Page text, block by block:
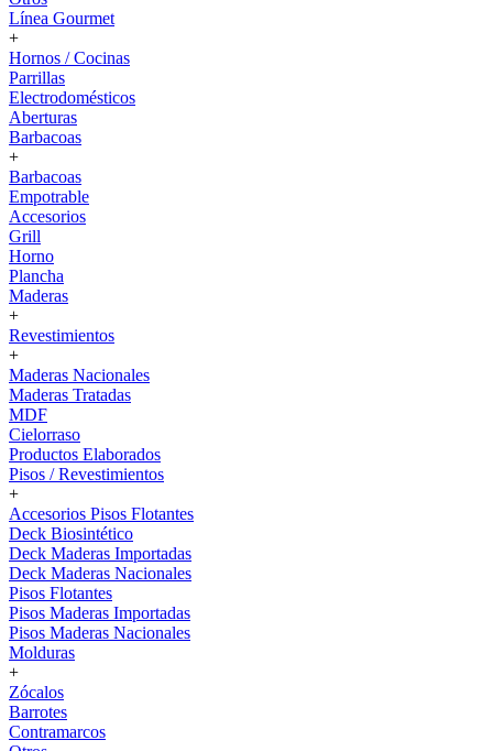
Línea Gourmet
+
Hornos / Cocinas
Parrillas
Electrodomésticos
Aberturas
Barbacoas
+
Barbacoas
Empotrable
Accesorios
Grill
Horno
Plancha
Maderas
+
Revestimientos
+
Maderas Nacionales
Maderas Tratadas
MDF
Cielorraso
Productos Elaborados
Pisos / Revestimientos
+
Accesorios Pisos Flotantes
Deck Biosintético
Deck Maderas Importadas
Deck Maderas Nacionales
Pisos Flotantes
Pisos Maderas Importadas
Pisos Maderas Nacionales
Molduras
+
Zócalos
Barrotes
Contramarcos